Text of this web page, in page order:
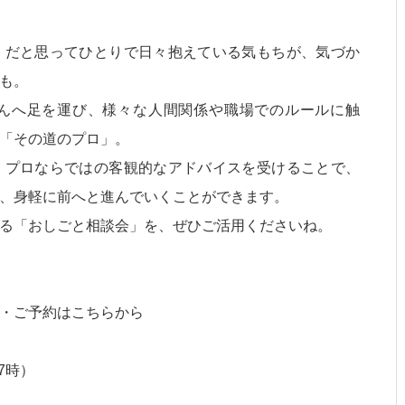
と思ってひとりで日々抱えている気もちが、気づか
。
へ足を運び、様々な人間関係や職場でのルールに触
その道のプロ」。
ロならではの客観的なアドバイスを受けることで、
身軽に前へと進んでいくことができます。
「おしごと相談会」を、ぜひご活用くださいね。
ご予約はこちらから
）